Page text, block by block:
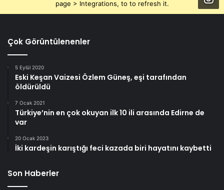
page > Integrations, to to refresh it.
Çok Görüntülenenler
5 Eylül 2020
Eski Keşan Vaizesi Özlem Güneş, eşi tarafından
öldürüldü
7 Ocak 2021
Türkiye’nin en çok okuyan ilk 10 ili arasında Edirne de
var
20 Ocak 2023
İki kardeşin karıştığı feci kazada biri hayatını kaybetti
Son Haberler